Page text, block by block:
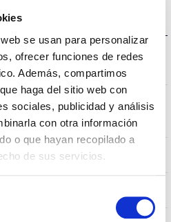
se usan para personalizar
ofrecer funciones de redes
Además, compartimos
haga del sitio web con
sociales, publicidad y análisis
con otra información
o que hayan recopilado a
de sus servicios.
3000K-4000K-
6500K
80
120